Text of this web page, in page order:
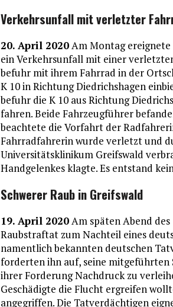
Verkehrsunfall mit verletzter
20. April 2020Am Montag ereignete
ein Verkehrsunfall mit einer
befuhr mit ihrem Fahrrad in der
K 10 in Richtung Diedrichshagen
befuhr die K 10 aus Richtung
fahren. Beide Fahrzeugführer
beachtete die Vorfahrt der
Fahrradfahrerin wurde verletzt und
Universitätsklinikum Greifswald
Handgelenkes klagte. Es entstand
Schwerer Raub in Greifswald
19. April 2020Am späten Abend
Raubstraftat zum Nachteil eines
namentlich bekannten deutschen
forderten ihn auf, seine mitgeführten
ihrer Forderung Nachdruck zu
Geschädigte die Flucht ergreifen
angegriffen. Die Tatverdächtigen